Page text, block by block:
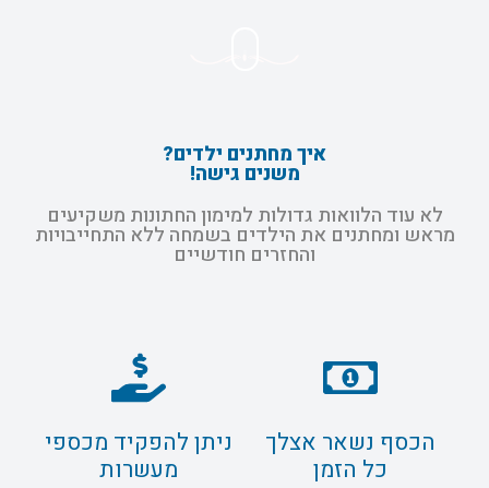
איך מחתנים ילדים?
משנים גישה!
לא עוד הלוואות גדולות למימון החתונות משקיעים
מראש ומחתנים את הילדים בשמחה ללא התחייבויות
והחזרים חודשיים
הכסף נשאר אצלך
כל הזמן
ניתן להפקיד מכספי
מעשרות